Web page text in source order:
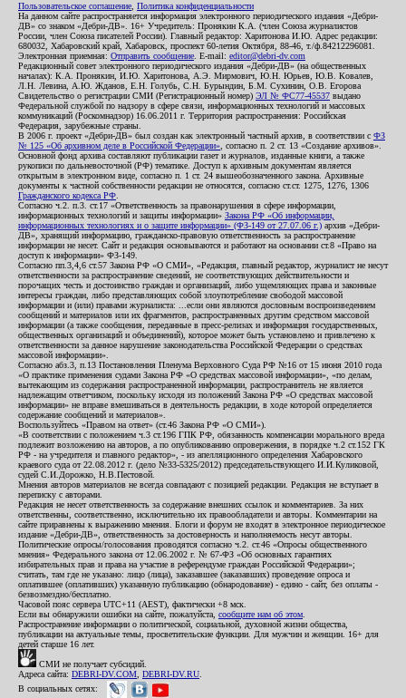
Пользовательское соглашение Политика конфиденциальности
На данном сайте распространяется информация электронного периодического издания «Дебри-
ДВ» со знаком «Дебри-ДВ». 16+ Учредитель: Пронякин К.А. (член Союза журналистов
России, член Союза писателей России). Главный редактор: Харитонова И.Ю. Адрес редакции:
680032, Хабаровский край, Хабаровск, проспект 60-летия Октября, 88-46, т./ф.84212296081.
Электронная приемная: Отправить сообщение . E-mail: editor@debri-dv.com
Редакционный совет электронного периодического издания «Дебри-ДВ» (на общественных
началах): К.А. Пронякин, И.Ю. Харитонова, А.Э. Мирмович, Ю.Н. Юрьев, Ю.В. Ковалев,
Л.Н. Левина, А.Ю. Жданов, Е.Н. Голубь, С.Н. Бурындин, Б.М. Сухинин, О.В. Егорова
Свидетельство о регистрации СМИ (Регистрационный номер) ЭЛ № ФС77-45537 выдано
Федеральной службой по надзору в сфере связи, информационных технологий и массовых
коммуникаций (Роскомнадзор) 16.06.2011 г. Территория распространения: Российская
Федерация, зарубежные страны.
В 2006 г. проект «Дебри-ДВ» был создан как электронный частный архив, в соответствии с ФЗ
№ 125 «Об архивном деле в Российской Федерации» , согласно п. 2 ст. 13 «Создание архивов».
Основной фонд архива составляют публикации газет и журналов, изданные книги, а также
рукописи по дальневосточной (РФ) тематике. Доступ к архивным документам является
открытым в электронном виде, согласно п. 1 ст. 24 вышеобозначенного закона. Архивные
документы к частной собственности редакции не относятся, согласно ст.ст. 1275, 1276, 1306
Гражданского кодекса РФ
Согласно ч.2. п.3. ст.17 «Ответственность за правонарушения в сфере информации,
информационных технологий и защиты информации» Закона РФ «Об информации,
информационных технологиях и о защите информации» (ФЗ-149 от 27.07.06 г.) архив «Дебри-
ДВ», хранящий информацию, гражданско-правовую ответственность за распространение
информации не несет. Сайт и редакция основываются и работают на основании ст.8 «Право на
доступ к информации» ФЗ-149.
Согласно пп.3,4,6 ст.57 Закона РФ «О СМИ», «Редакция, главный редактор, журналист не несут
ответственности за распространение сведений, не соответствующих действительности и
порочащих честь и достоинство граждан и организаций, либо ущемляющих права и законные
интересы граждан, либо представляющих собой злоупотребление свободой массовой
информации и (или) правами журналиста: ...если они являются дословным воспроизведением
сообщений и материалов или их фрагментов, распространенных другим средством массовой
информации (а также сообщения, переданные в пресс-релизах и информация государственных,
общественных организаций и объединений), которое может быть установлено и привлечено к
ответственности за данное нарушение законодательства Российской Федерации о средствах
массовой информации».
Согласно абз.3, п.13 Постановления Пленума Верховного Суда РФ №16 от 15 июня 2010 года
«О практике применения судами Закона РФ «О средствах массовой информации», «по делам,
вытекающим из содержания распространенной информации, распространитель не является
надлежащим ответчиком, поскольку исходя из положений Закона РФ «О средствах массовой
информации» не вправе вмешиваться в деятельность редакции, в ходе которой определяется
содержание сообщений и материалов».
Воспользуйтесь «Правом на ответ» (ст.46 Закона РФ «О СМИ»).
«В соответствии с положением ч.3 ст.196 ГПК РФ, обязанность компенсации морального вреда
подлежит возложению на авторов, а по опубликованию опровержения, в порядке ч.2 ст.152 ГК
РФ - на учредителя и главного редактор», - из апелляционного определения Хабаровского
краевого суда от 22.08.2012 г. (дело №33-5325/2012) председательствующего И.И.Куликовой,
судей С.И.Дорожко, Н.В.Пестовой.
Мнения авторов материалов не всегда совпадают с позицией редакции. Редакция не вступает в
переписку с авторами.
Редакция не несет ответственность за содержание внешних ссылок и комментариев. За них
ответственны, соответственно, исключительно их правообладатели и авторы. Комментарии на
сайте приравнены к выражению мнения. Блоги и форум не входят в электронное периодическое
издание «Дебри-ДВ», ответственность за достоверность и наполняемость несут авторы.
Политические опросы/голосования проводятся согласно ч.2. ст.46 «Опросы общественного
мнения» Федерального закона от 12.06.2002 г. № 67-ФЗ «Об основных гарантиях
избирательных прав и права на участие в референдуме граждан Российской Федерации»;
считать, там где не указано: лицо (лица), заказавшее (заказавших) проведение опроса и
оплатившее (оплативших) указанную публикацию (обнародование) - едино - сайт, без оплаты -
безвозмездно/бесплатно.
Часовой пояс сервера UTC+11 (AEST), фактически +8 мск.
Если вы обнаружили ошибки на сайте, пожалуйста, сообщите нам об этом
Распространение информации о политической, социальной, духовной жизни общества,
публикации на актуальные темы, просветительские функции. Для мужчин и женщин. 16+ для
детей старше 16 лет.
СМИ не получает субсидий.
Адреса сайта: DEBRI-DV.COM DEBRI-DV.RU
В социальных сетях: